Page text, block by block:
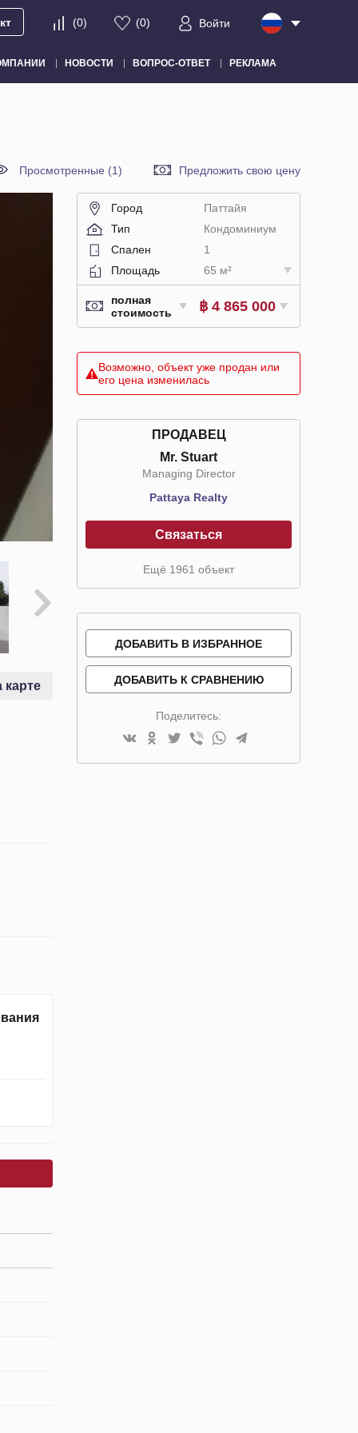
(0) (0) Войти
НОВОСТИ ВОПРОС-ОТВЕТ РЕКЛАМА
Просмотренные (1) Предложить свою цену
карте
Город
Паттайя
Тип
Кондоминиум
Спален
1
Площадь
65 м²
полная
стоимость
฿ 4 865 000
Возможно, объект уже продан или
его цена изменилась
ПРОДАВЕЦ
Mr. Stuart
Managing Director
Pattaya Realty
Связаться
Ещё 1961 объект
ДОБАВИТЬ В ИЗБРАННОЕ
ДОБАВИТЬ К СРАВНЕНИЮ
Поделитесь: